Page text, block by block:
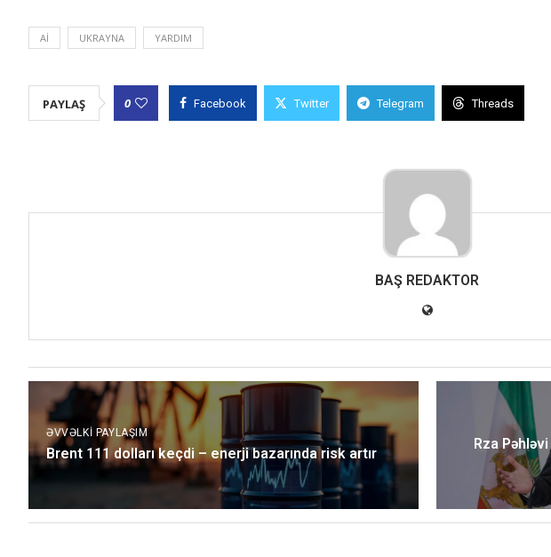
Aİ UKRAYNA YARDIM
PAYLAŞ 0 Facebook Twitter Telegram Threads
BAŞ REDAKTOR
ƏVVƏLKI PAYLAŞIM
Brent 111 dolları keçdi – enerji bazarında risk artır
Rza